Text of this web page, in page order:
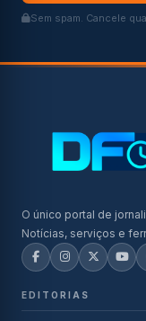
Sem spam. Cancele
O único portal de
Notícias, serviços e
EDITORIAS